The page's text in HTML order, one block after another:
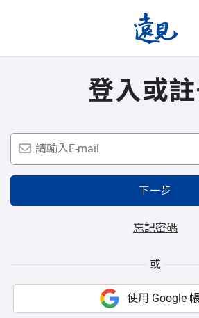
登入或
下一步
忘記密碼
或
使用 Google